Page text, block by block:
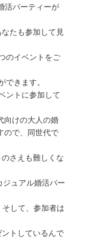
活パーティーが
たも参加して見
のイベントをご
きます。
ントに参加して
向けの大人の婚
ので、同世代で
さえも難しくな
ュアル婚活パー
して、参加者は
トしているんで